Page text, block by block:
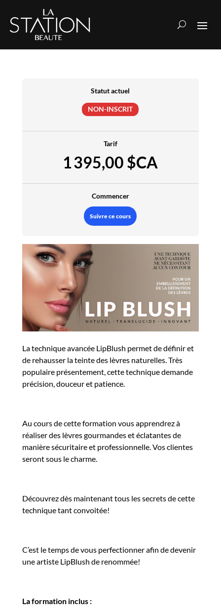
Formation LipBlush
Statut actuel
NON-INSCRIT
Tarif
1 395,00 $CA
Commencer
Suivre ce cours
La technique avancée LipBlush permet de définir et
de rehausser la teinte des lèvres naturelles. Très
populaire présentement, cette technique demande
précision, douceur et patience.
Au cours de cette formation vous apprendrez à
réaliser des lèvres gourmandes et éclatantes de
manière sécuritaire et professionnelle. Vos clientes
seront sous le charme.
Découvrez dès maintenant tous les secrets de cette
technique tant convoitée!
C’est le temps de vous perfectionner afin de devenir
une artiste LipBlush de renommée!
La formation inclus :